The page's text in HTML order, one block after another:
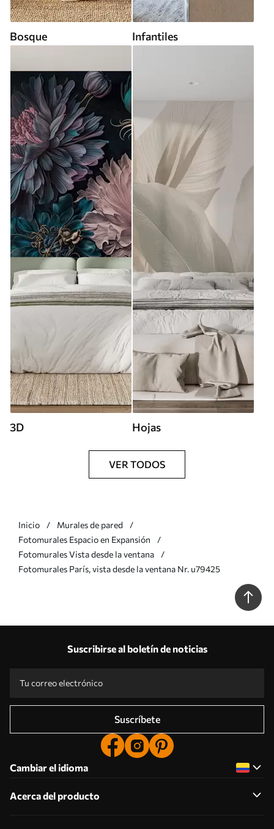
Bosque Infantiles
3D Hojas
VER TODOS
Inicio
Murales de pared
Fotomurales Espacio en Expansión
Fotomurales Vista desde la ventana
Fotomurales París, vista desde la ventana Nr. u79425
Suscribirse al boletín de noticias
Suscríbete
Cambiar el idioma
Acerca del producto